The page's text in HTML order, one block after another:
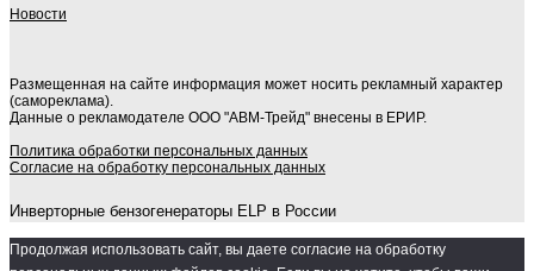
Новости
Размещенная на сайте информация может носить рекламный характер
(самореклама).
Данные о рекламодателе ООО "АВМ-Трейд" внесены в ЕРИР.
Политика обработки персональных данных
Согласие на обработку персональных данных
Инверторные бензогенераторы ELP в России
Продолжая использовать сайт, вы даете согласие на обработку